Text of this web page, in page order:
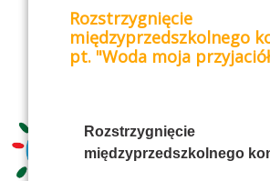
Rozstrzygnięcie
międzyprzedszkolnego
pt. "Woda moja
Rozstrzygnięcie
międzyprzedszkolnego